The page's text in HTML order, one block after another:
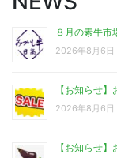
８月の素牛市
2026年8月6日
【お知らせ
2026年8月6日
【お知らせ